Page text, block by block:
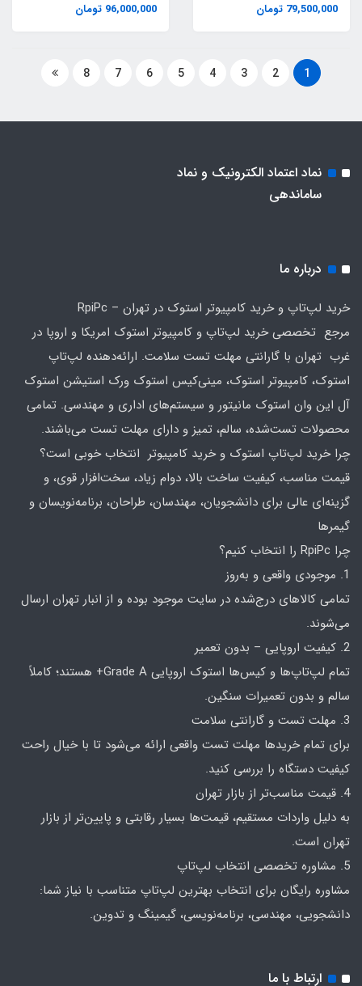
INTEL Core i7 8850H |RAM
NVIDIA 4GB
79,500,000 تومان
SURFACE BOOK 2 | INTEL
NVIDIA GTX 1050 2GB
96,000,000 تومان
1
2
3
4
5
6
7
8
نماد اعتماد الکترونیک و نماد
ساماندهی
درباره ما
خرید لپ‌تاپ و خرید کامپیوتر استوک در تهران – RpiPc
مرجع تخصصی خرید لپ‌تاپ و کامپیوتر استوک امریکا و اروپا در
غرب تهران با گارانتی مهلت تست سلامت. ارائه‌دهنده لپ‌تاپ
استوک، کامپیوتر استوک، مینی‌کیس استوک ورک استیشن استوک
آل این وان استوک مانیتور و سیستم‌های اداری و مهندسی. تمامی
محصولات تست‌شده، سالم، تمیز و دارای مهلت تست می‌باشند.
چرا خرید لپ‌تاپ استوک و خرید کامپیوتر انتخاب خوبی است؟
قیمت مناسب، کیفیت ساخت بالا، دوام زیاد، سخت‌افزار قوی، و
گزینه‌ای عالی برای دانشجویان، مهندسان، طراحان، برنامه‌نویسان و
گیمرها
چرا RpiPc را انتخاب کنیم؟
1. موجودی واقعی و به‌روز
تمامی کالاهای درج‌شده در سایت موجود بوده و از انبار تهران ارسال
می‌شوند.
2. کیفیت اروپایی – بدون تعمیر
تمام لپ‌تاپ‌ها و کیس‌ها استوک اروپایی Grade A+ هستند؛ کاملاً
سالم و بدون تعمیرات سنگین.
3. مهلت تست و گارانتی سلامت
برای تمام خریدها مهلت تست واقعی ارائه می‌شود تا با خیال راحت
کیفیت دستگاه را بررسی کنید.
4. قیمت مناسب‌تر از بازار تهران
به دلیل واردات مستقیم، قیمت‌ها بسیار رقابتی و پایین‌تر از بازار
تهران است.
5. مشاوره تخصصی انتخاب لپ‌تاپ
مشاوره رایگان برای انتخاب بهترین لپ‌تاپ متناسب با نیاز شما:
دانشجویی، مهندسی، برنامه‌نویسی، گیمینگ و تدوین.
ارتباط با ما